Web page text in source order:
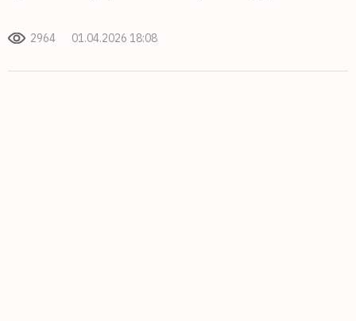
2964 01.04.2026 18:08